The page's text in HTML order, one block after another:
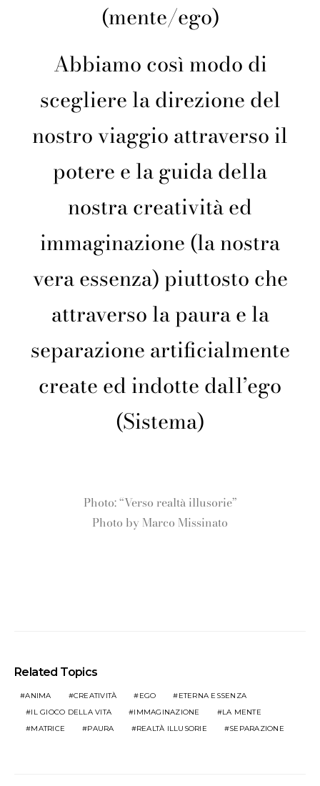
(mente/ego)
Abbiamo così modo di
scegliere la direzione del
nostro viaggio attraverso il
potere e la guida della
nostra creatività ed
immaginazione (la nostra
vera essenza) piuttosto che
attraverso la paura e la
separazione artificialmente
create ed indotte dall’ego
(Sistema)
Photo: “Verso realtà illusorie”
Photo by Marco Missinato
Related Topics
ANIMA CREATIVITÀ EGO
ETERNA ESSENZA
IL GIOCO DELLA VITA
IMMAGINAZIONE
LA MENTE
MATRICE
PAURA REALTÀ ILLUSORIE SEPARAZIONE